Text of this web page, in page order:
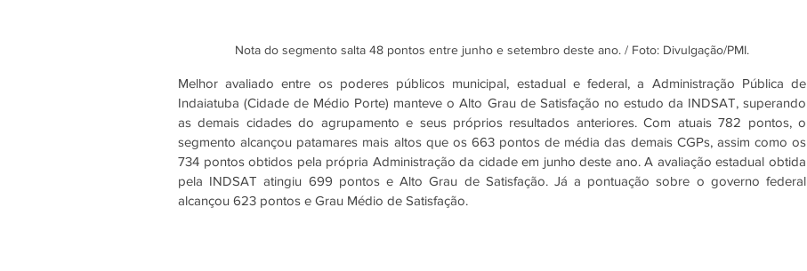
Nota do segmento salta 48 pontos entre junho e setembro deste ano. / Foto: Divulgação/PMI.
Melhor avaliado entre os poderes públicos municipal, estadual e federal, a Administração Pública de
Indaiatuba (Cidade de Médio Porte) manteve o Alto Grau de Satisfação no estudo da INDSAT, superando
as demais cidades do agrupamento e seus próprios resultados anteriores. Com atuais 782 pontos, o
segmento alcançou patamares mais altos que os 663 pontos de média das demais CGPs, assim como os
734 pontos obtidos pela própria Administração da cidade em junho deste ano. A avaliação estadual obtida
pela INDSAT atingiu 699 pontos e Alto Grau de Satisfação. Já a pontuação sobre o governo federal
alcançou 623 pontos e Grau Médio de Satisfação.